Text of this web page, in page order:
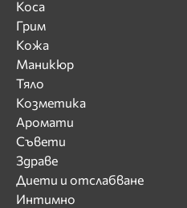
Коса
Грим
Кожа
Маникюр
Тяло
Козметика
Аромати
Съвети
Здраве
Диети и отслабване
Интимно